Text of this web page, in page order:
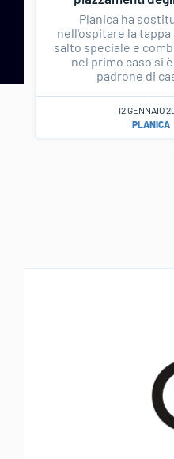
Planica ha
nell'ospitare la tappa
salto speciale e
nel primo caso si
padrone di
12 GENNAIO
PLANICA